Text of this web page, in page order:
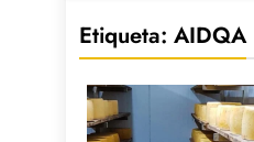
Etiqueta: AIDQA